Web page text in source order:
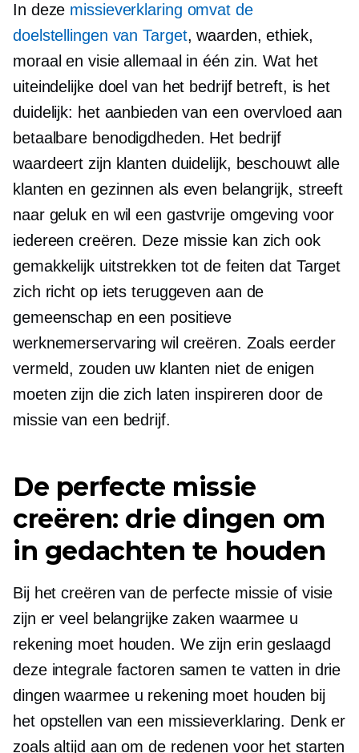
In deze missieverklaring omvat de
doelstellingen van Target, waarden, ethiek,
moraal en visie allemaal in één zin. Wat het
uiteindelijke doel van het bedrijf betreft, is het
duidelijk: het aanbieden van een overvloed aan
betaalbare benodigdheden. Het bedrijf
waardeert zijn klanten duidelijk, beschouwt alle
klanten en gezinnen als even belangrijk, streeft
naar geluk en wil een gastvrije omgeving voor
iedereen creëren. Deze missie kan zich ook
gemakkelijk uitstrekken tot de feiten dat Target
zich richt op iets teruggeven aan de
gemeenschap en een positieve
werknemerservaring wil creëren. Zoals eerder
vermeld, zouden uw klanten niet de enigen
moeten zijn die zich laten inspireren door de
missie van een bedrijf.
De perfecte missie
creëren: drie dingen om
in gedachten te houden
Bij het creëren van de perfecte missie of visie
zijn er veel belangrijke zaken waarmee u
rekening moet houden. We zijn erin geslaagd
deze integrale factoren samen te vatten in drie
dingen waarmee u rekening moet houden bij
het opstellen van een missieverklaring. Denk er
zoals altijd aan om de redenen voor het starten